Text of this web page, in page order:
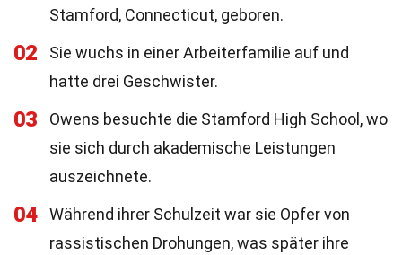
Stamford, Connecticut, geboren.
02
Sie wuchs in einer Arbeiterfamilie auf und
hatte drei Geschwister.
03
Owens besuchte die Stamford High School, wo
sie sich durch akademische Leistungen
auszeichnete.
04
Während ihrer Schulzeit war sie Opfer von
rassistischen Drohungen, was später ihre